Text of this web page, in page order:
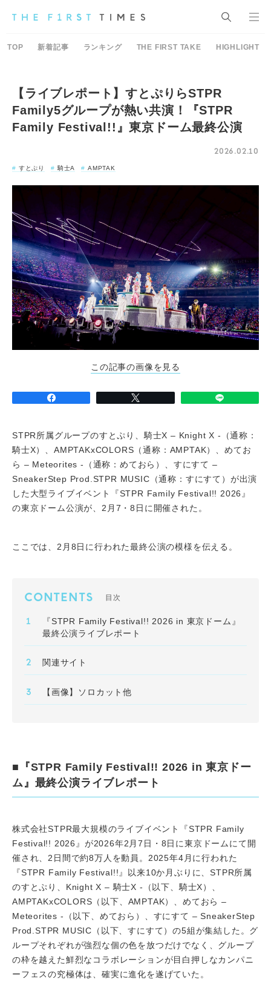
TOP 新着記事 ランキング THE FIRST TAKE HIGHLIGHT
【ライブレポート】すとぷりらSTPR
Family5グループが熱い共演！『STPR
Family Festival!!』東京ドーム最終公演
2026.02.10
すとぷり 騎士A AMPTAK
この記事の画像を見る
STPR所属グループのすとぷり、騎士X – Knight X -（通称：
騎士X）、AMPTAKxCOLORS（通称：AMPTAK）、めてお
ら – Meteorites -（通称：めておら）、すにすて –
SneakerStep Prod.STPR MUSIC（通称：すにすて）が出演
した大型ライブイベント『STPR Family Festival!! 2026』
の東京ドーム公演が、2月7・8日に開催された。
ここでは、2月8日に行われた最終公演の模様を伝える。
CONTENTS 目次
『STPR Family Festival!! 2026 in 東京ドーム』
最終公演ライブレポート
関連サイト
【画像】ソロカット他
■『STPR Family Festival!! 2026 in 東京ドー
ム』最終公演ライブレポート
株式会社STPR最大規模のライブイベント『STPR Family
Festival!! 2026』が2026年2月7日・8日に東京ドームにて開
催され、2日間で約8万人を動員。2025年4月に行われた
『STPR Family Festival!!』以来10か月ぶりに、STPR所属
のすとぷり、Knight X – 騎士X -（以下、騎士X）、
AMPTAKxCOLORS（以下、AMPTAK）、めておら –
Meteorites -（以下、めておら）、すにすて – SneakerStep
Prod.STPR MUSIC（以下、すにすて）の5組が集結した。グ
ループそれぞれが強烈な個の色を放つだけでなく、グループ
の枠を越えた鮮烈なコラボレーションが目白押しなカンパニ
ーフェスの究極体は、確実に進化を遂げていた。